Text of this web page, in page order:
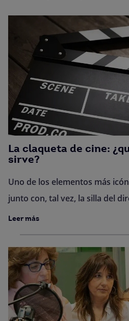
La claqueta de cine:
sirve?
Uno de los elementos más
junto con, tal vez, la silla del
Leer más